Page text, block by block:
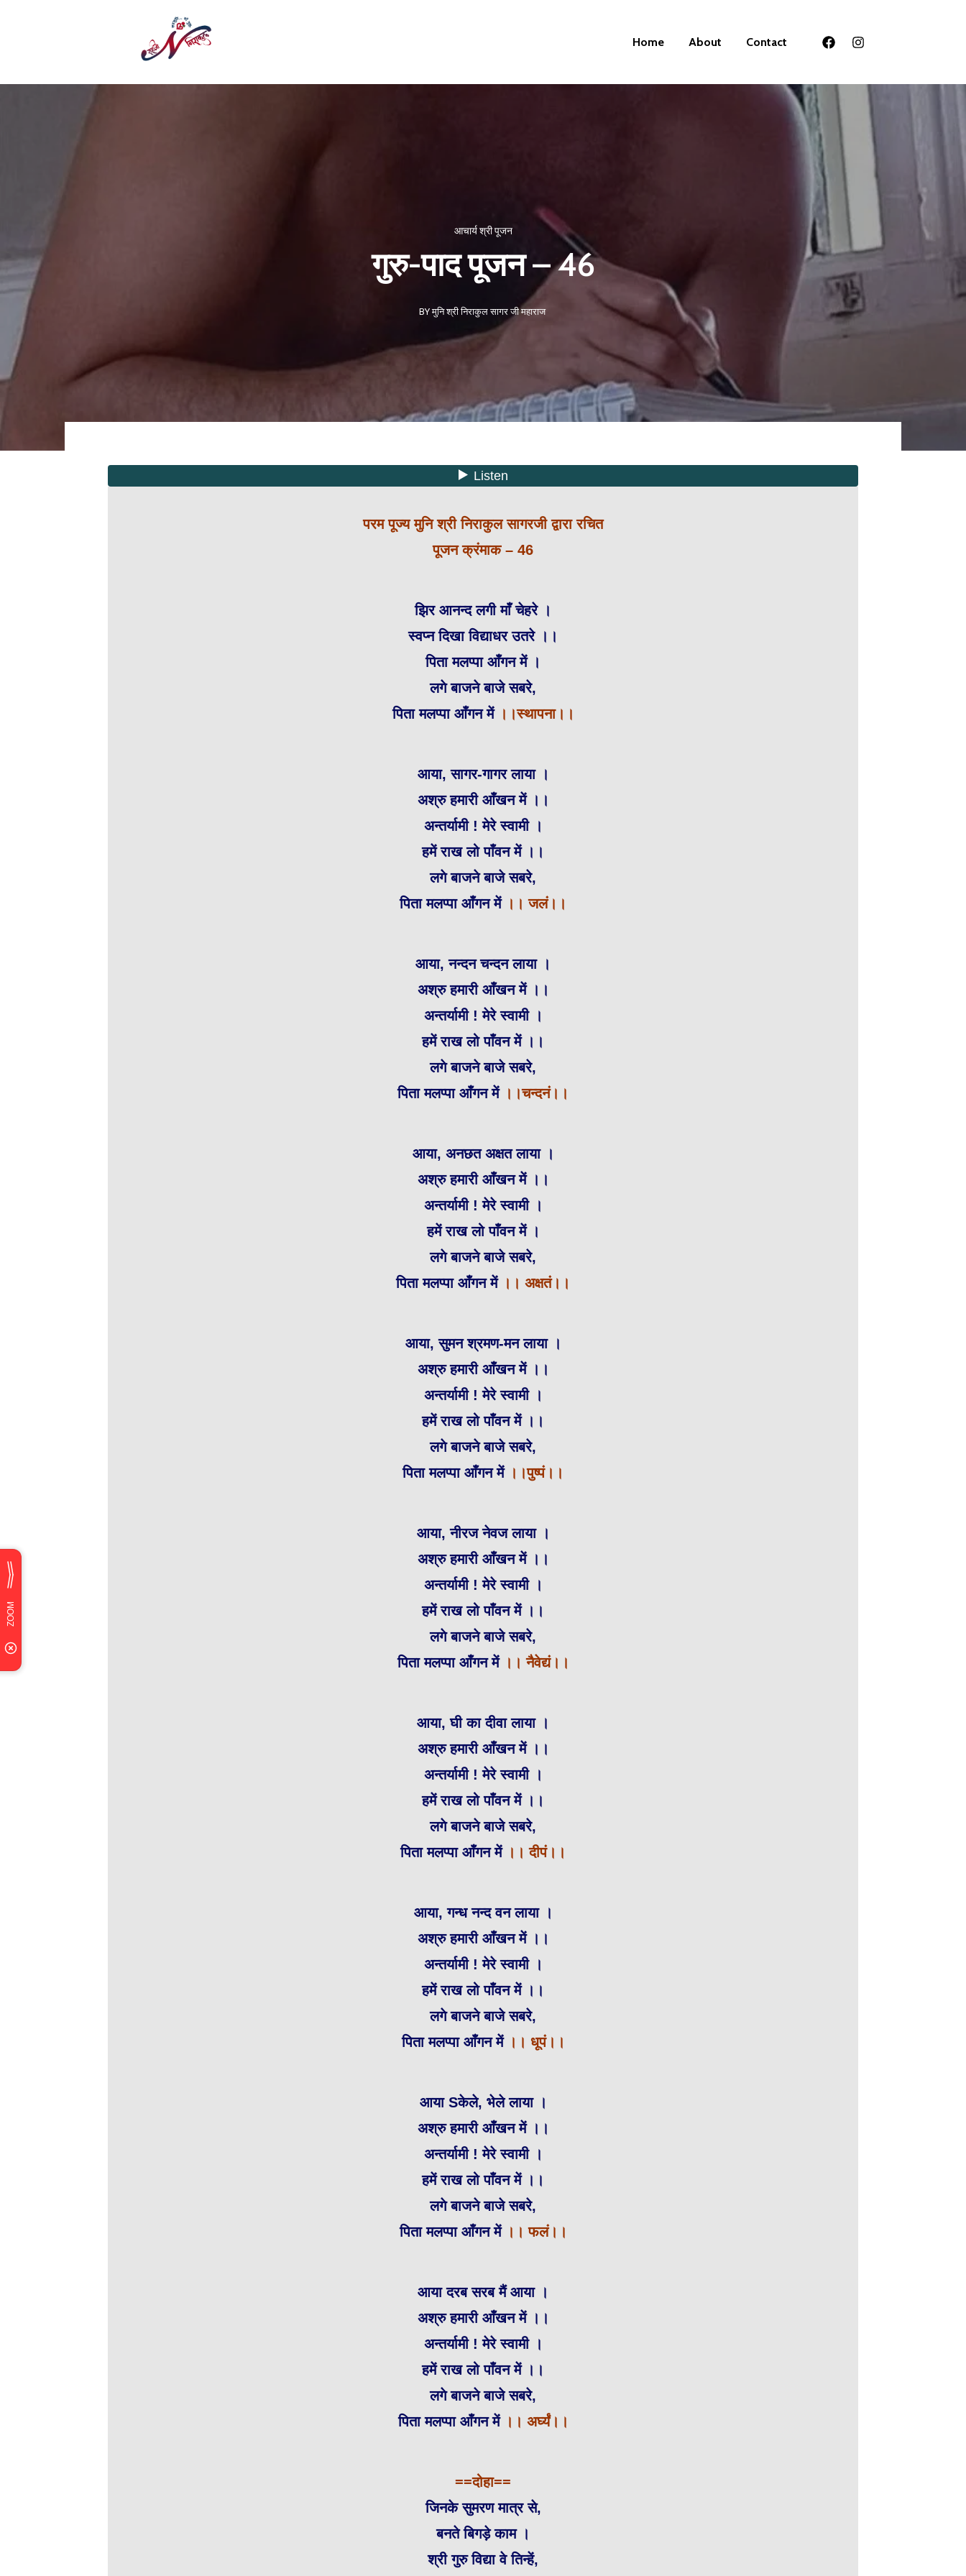
Home About Contact
आचार्य श्री पूजन
गुरु-पाद पूजन – 46
BY मुनि श्री निराकुल सागर जी महाराज
परम पूज्य मुनि श्री निराकुल सागरजी द्वारा रचित
पूजन क्रंमाक – 46
झिर आनन्द लगी माँ चेहरे ।
स्वप्न दिखा विद्याधर उतरे ।।
पिता मलप्पा आँगन में ।
लगे बाजने बाजे सबरे,
पिता मलप्पा आँगन में।।स्थापना।।
आया, सागर-गागर लाया ।
अश्रु हमारी आँखन में ।।
अन्तर्यामी ! मेरे स्वामी ।
हमें राख लो पाँवन में ।।
लगे बाजने बाजे सबरे,
पिता मलप्पा आँगन में ।। जलं।।
आया, नन्दन चन्दन लाया ।
अश्रु हमारी आँखन में ।।
अन्तर्यामी ! मेरे स्वामी ।
हमें राख लो पाँवन में ।।
लगे बाजने बाजे सबरे,
पिता मलप्पा आँगन में ।।चन्दनं।।
आया, अनछत अक्षत लाया ।
अश्रु हमारी आँखन में ।।
अन्तर्यामी ! मेरे स्वामी ।
हमें राख लो पाँवन में ।
लगे बाजने बाजे सबरे,
पिता मलप्पा आँगन में।। अक्षतं।।
आया, सुमन श्रमण-मन लाया ।
अश्रु हमारी आँखन में ।।
अन्तर्यामी ! मेरे स्वामी ।
हमें राख लो पाँवन में ।।
लगे बाजने बाजे सबरे,
पिता मलप्पा आँगन में ।।पुष्पं।।
आया, नीरज नेवज लाया ।
अश्रु हमारी आँखन में ।।
अन्तर्यामी ! मेरे स्वामी ।
हमें राख लो पाँवन में ।।
लगे बाजने बाजे सबरे,
पिता मलप्पा आँगन में ।। नैवेद्यं।।
आया, घी का दीवा लाया ।
अश्रु हमारी आँखन में ।।
अन्तर्यामी ! मेरे स्वामी ।
हमें राख लो पाँवन में ।।
लगे बाजने बाजे सबरे,
पिता मलप्पा आँगन में ।। दीपं।।
आया, गन्ध नन्द वन लाया ।
अश्रु हमारी आँखन में ।।
अन्तर्यामी ! मेरे स्वामी ।
हमें राख लो पाँवन में ।।
लगे बाजने बाजे सबरे,
पिता मलप्पा आँगन में।। धूपं।।
आया Sकेले, भेले लाया ।
अश्रु हमारी आँखन में ।।
अन्तर्यामी ! मेरे स्वामी ।
हमें राख लो पाँवन में ।।
लगे बाजने बाजे सबरे,
पिता मलप्पा आँगन में ।। फलं।।
आया दरब सरब मैं आया ।
अश्रु हमारी आँखन में ।।
अन्तर्यामी ! मेरे स्वामी ।
हमें राख लो पाँवन में ।।
लगे बाजने बाजे सबरे,
पिता मलप्पा आँगन में।। अर्घ्यं।।
==दोहा==
जिनके सुमरण मात्र से,
बनते बिगड़े काम ।
श्री गुरु विद्या वे तिन्हें,